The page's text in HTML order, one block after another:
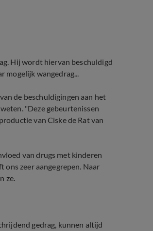
Hij wordt hiervan beschuldigd
mogelijk wangedrag...
de beschuldigingen aan het
"Deze gebeurtenissen
van Ciske de Rat van
van drugs met kinderen
ons zeer aangegrepen. Naar
ze.
gedrag, kunnen altijd